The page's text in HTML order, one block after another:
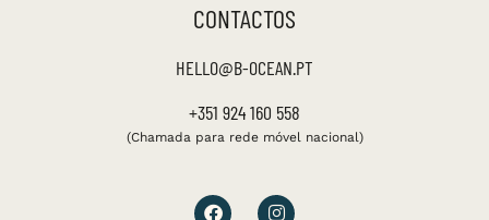
CONTACTOS
HELLO@B-OCEAN.PT
+351 924 160 558​
(Chamada para rede móvel nacional)
F
I